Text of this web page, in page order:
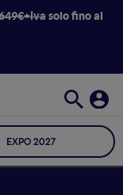
solo fino al
EXPO 2027